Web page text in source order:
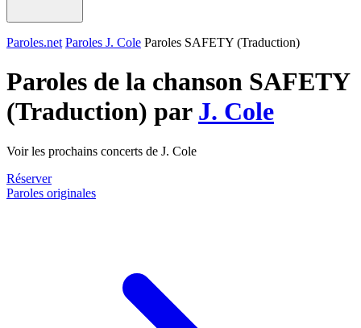
Paroles.net Paroles J. Cole Paroles SAFETY (Traduction)
Paroles de la chanson SAFETY
(Traduction) par J. Cole
Voir les prochains concerts de J. Cole
Réserver
Paroles originales